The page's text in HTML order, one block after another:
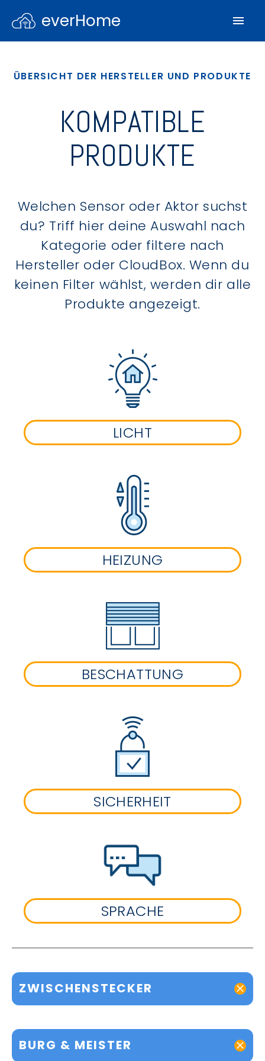
everHome
ÜBERSICHT DER HERSTELLER UND PRODUKTE
KOMPATIBLE
PRODUKTE
Welchen Sensor oder Aktor suchst
du? Triff hier deine Auswahl nach
Kategorie oder filtere nach
Hersteller oder CloudBox. Wenn du
keinen Filter wählst, werden dir alle
Produkte angezeigt.
LICHT
HEIZUNG
BESCHATTUNG
SICHERHEIT
SPRACHE
ZWISCHENSTECKER
BURG & MEISTER